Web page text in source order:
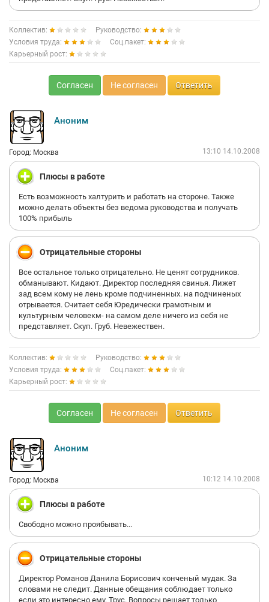
Коллектив:
Руководство:
Условия труда:
Соц.пакет:
Карьерный рост:
Согласен Не согласен Ответить
Аноним
Город: Москва 13:10 14.10.2008
Плюсы в работе
Есть возможность халтурить и работать на стороне. Также
можно делать объекты без ведома руководства и получать
100% прибыль
Отрицательные стороны
Все остальное только отрицательно. Не ценят сотрудников.
обманывают. Кидают. Директор последняя свинья. Лижет
зад всем кому не лень кроме подчиненных. на подчиненых
отрывается. Считает себя Юредически грамотным и
культурным человекм- на самом деле ничего из себя не
представляет. Скуп. Груб. Невежествен.
Коллектив:
Руководство:
Условия труда:
Соц.пакет:
Карьерный рост:
Согласен Не согласен Ответить
Аноним
Город: Москва 10:12 14.10.2008
Плюсы в работе
Свободно можно проябывать...
Отрицательные стороны
Директор Романов Данила Борисович конченый мудак. За
словами не следит. Данные обещания соблюдает только
если это интересно ему. Трус. Вопросы решает только